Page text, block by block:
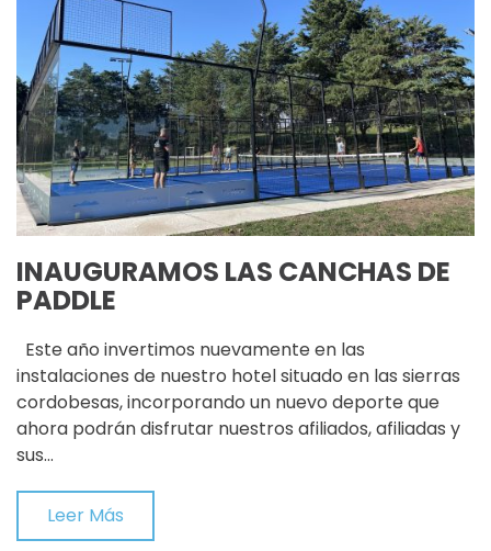
INAUGURAMOS LAS CANCHAS DE
PADDLE
Este año invertimos nuevamente en las
instalaciones de nuestro hotel situado en las sierras
cordobesas, incorporando un nuevo deporte que
ahora podrán disfrutar nuestros afiliados, afiliadas y
sus…
Leer Más